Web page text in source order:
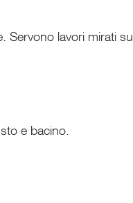
Servono lavori mirati su
e bacino.